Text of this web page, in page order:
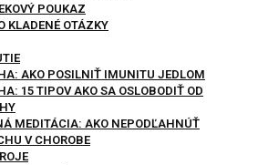
POUKAZ
KLADENÉ OTÁZKY
AKO POSILNIŤ IMUNITU JEDLOM
15 TIPOV AKO SA OSLOBODIŤ OD
MEDITÁCIA: AKO NEPODĽAHNÚŤ
V CHOROBE